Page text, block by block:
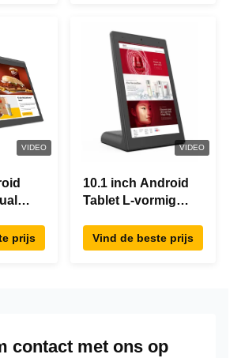
VIDEO
prijs
VIDEO
10.1 inch Android
Tablet L-vormig
RK3288 Tablet IPS
Touchscreen Tablet
Vind de beste prijs
contact met ons op